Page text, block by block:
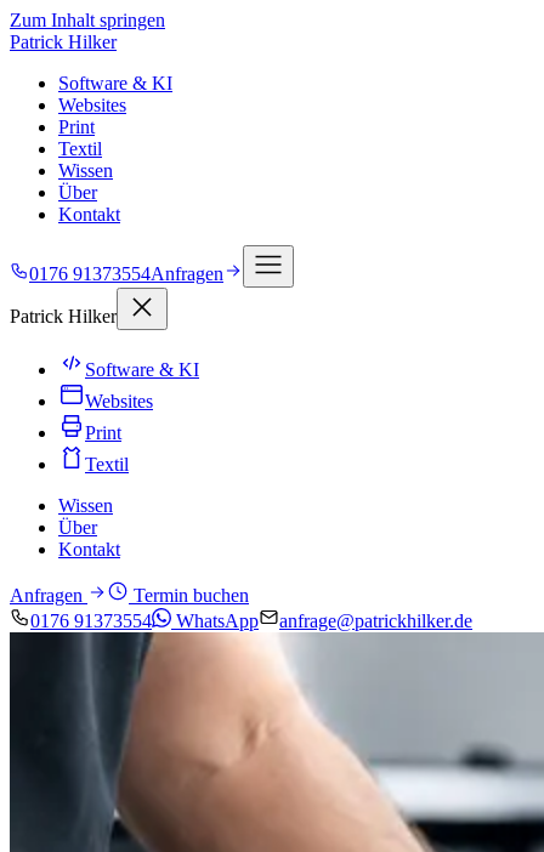
Zum Inhalt springen
Patrick Hilker
Software & KI
Websites
Print
Textil
Wissen
Über
Kontakt
0176 91373554Anfragen
Patrick Hilker
Software & KI
Websites
Print
Textil
Wissen
Über
Kontakt
Anfragen
Termin buchen
0176 91373554
WhatsApp anfrage@patrickhilker.de